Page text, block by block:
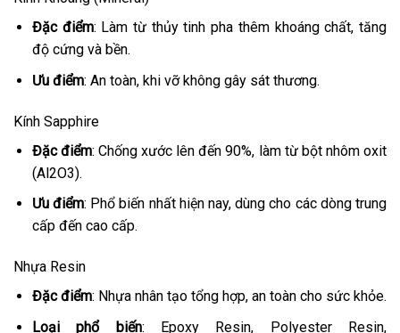
Đặc điểm: Làm từ thủy tinh pha thêm khoáng chất, tăng
độ cứng và bền.
Ưu điểm: An toàn, khi vỡ không gây sát thương.
Kính Sapphire
Đặc điểm: Chống xước lên đến 90%, làm từ bột nhôm oxit
(Al2O3).
Ưu điểm: Phổ biến nhất hiện nay, dùng cho các dòng trung
cấp đến cao cấp.
Nhựa Resin
Đặc điểm: Nhựa nhân tạo tổng hợp, an toàn cho sức khỏe.
Loại phổ biến: Epoxy Resin, Polyester Resin,